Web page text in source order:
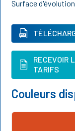
Surface
RECEVOIR
TARIFS
Couleurs